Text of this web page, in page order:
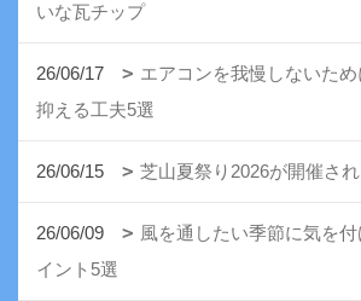
いな瓦チップ
26/06/17
エアコンを我慢しないた
抑える工夫5選
26/06/15 芝山夏祭り2026が開催さ
26/06/09
風を通したい季節に気を
イント5選